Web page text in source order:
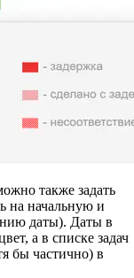
также задать
на начальную и
даты). Даты в
а в списке задач
бы частично) в